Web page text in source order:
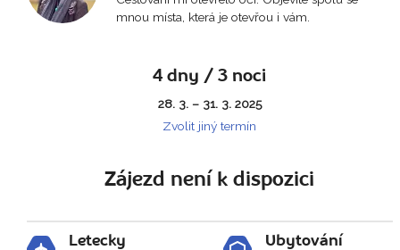
mnou místa, která je otevřou i vám.
4 dny / 3 noci
28. 3. – 31. 3. 2025
Zvolit jiný termín
Zájezd není k dispozici
Letecky Ubytování